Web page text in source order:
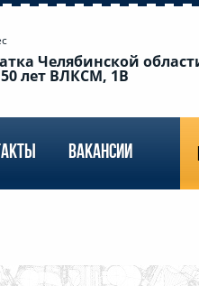
Челябинской
лет ВЛКСМ, 1В
ВАКАНСИИ